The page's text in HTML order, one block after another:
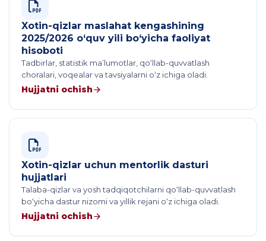
Xotin-qizlar maslahat kengashining
2025/2026 o‘quv yili bo‘yicha faoliyat
hisoboti
Tadbirlar, statistik ma’lumotlar, qo‘llab-quvvatlash
choralari, voqealar va tavsiyalarni o‘z ichiga oladi.
Hujjatni ochish
Xotin-qizlar uchun mentorlik dasturi
hujjatlari
Talaba-qizlar va yosh tadqiqotchilarni qo‘llab-quvvatlash
bo‘yicha dastur nizomi va yillik rejani o‘z ichiga oladi.
Hujjatni ochish